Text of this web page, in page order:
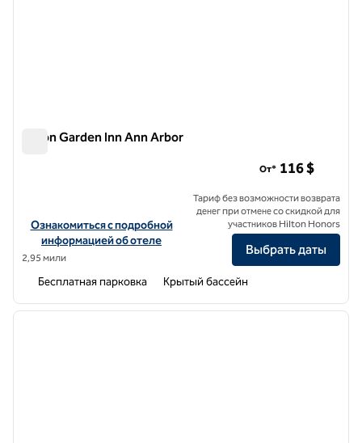
Hilton Garden Inn Ann Arbor
Посмотреть информацию об отеле Hilton Garden Inn Ann Arbor
Ознакомиться с подробной
информацией об отеле
2,95 мили
От* 116 $
Тариф без возможности возврата
денег при отмене со скидкой для
участников Hilton Honors
Выбрать даты
Бесплатная парковка Крытый бассейн
1 из 12